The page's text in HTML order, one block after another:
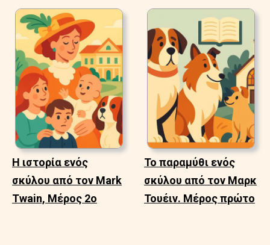
Η ιστορία ενός
σκύλου από τον Mark
Twain, Μέρος 2ο
Το παραμύθι ενός
σκύλου από τον Μαρκ
Τουέιν. Μέρος πρώτο